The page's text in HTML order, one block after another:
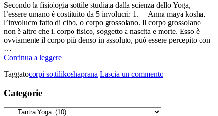
Secondo la fisiologia sottile studiata dalla scienza dello Yoga,
l’essere umano è costituito da 5 involucri: 1. Anna maya kosha,
l’involucro fatto di cibo, o corpo grossolano. Il corpo grossolano
non è altro che il corpo fisico, soggetto a nascita e morte. Esso è
ovviamente il corpo più denso in assoluto, può essere percepito con
…
Continua a leggereI
(corpi
Taggatocorpi sottilikoshaprana Lascia un commentosu
Categorie
Categorie